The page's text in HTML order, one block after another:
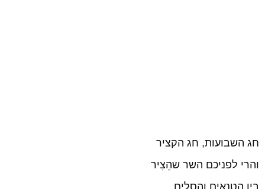
חג השבועות, חג הקציר
והרי לפניכם השר שהֵצִיר